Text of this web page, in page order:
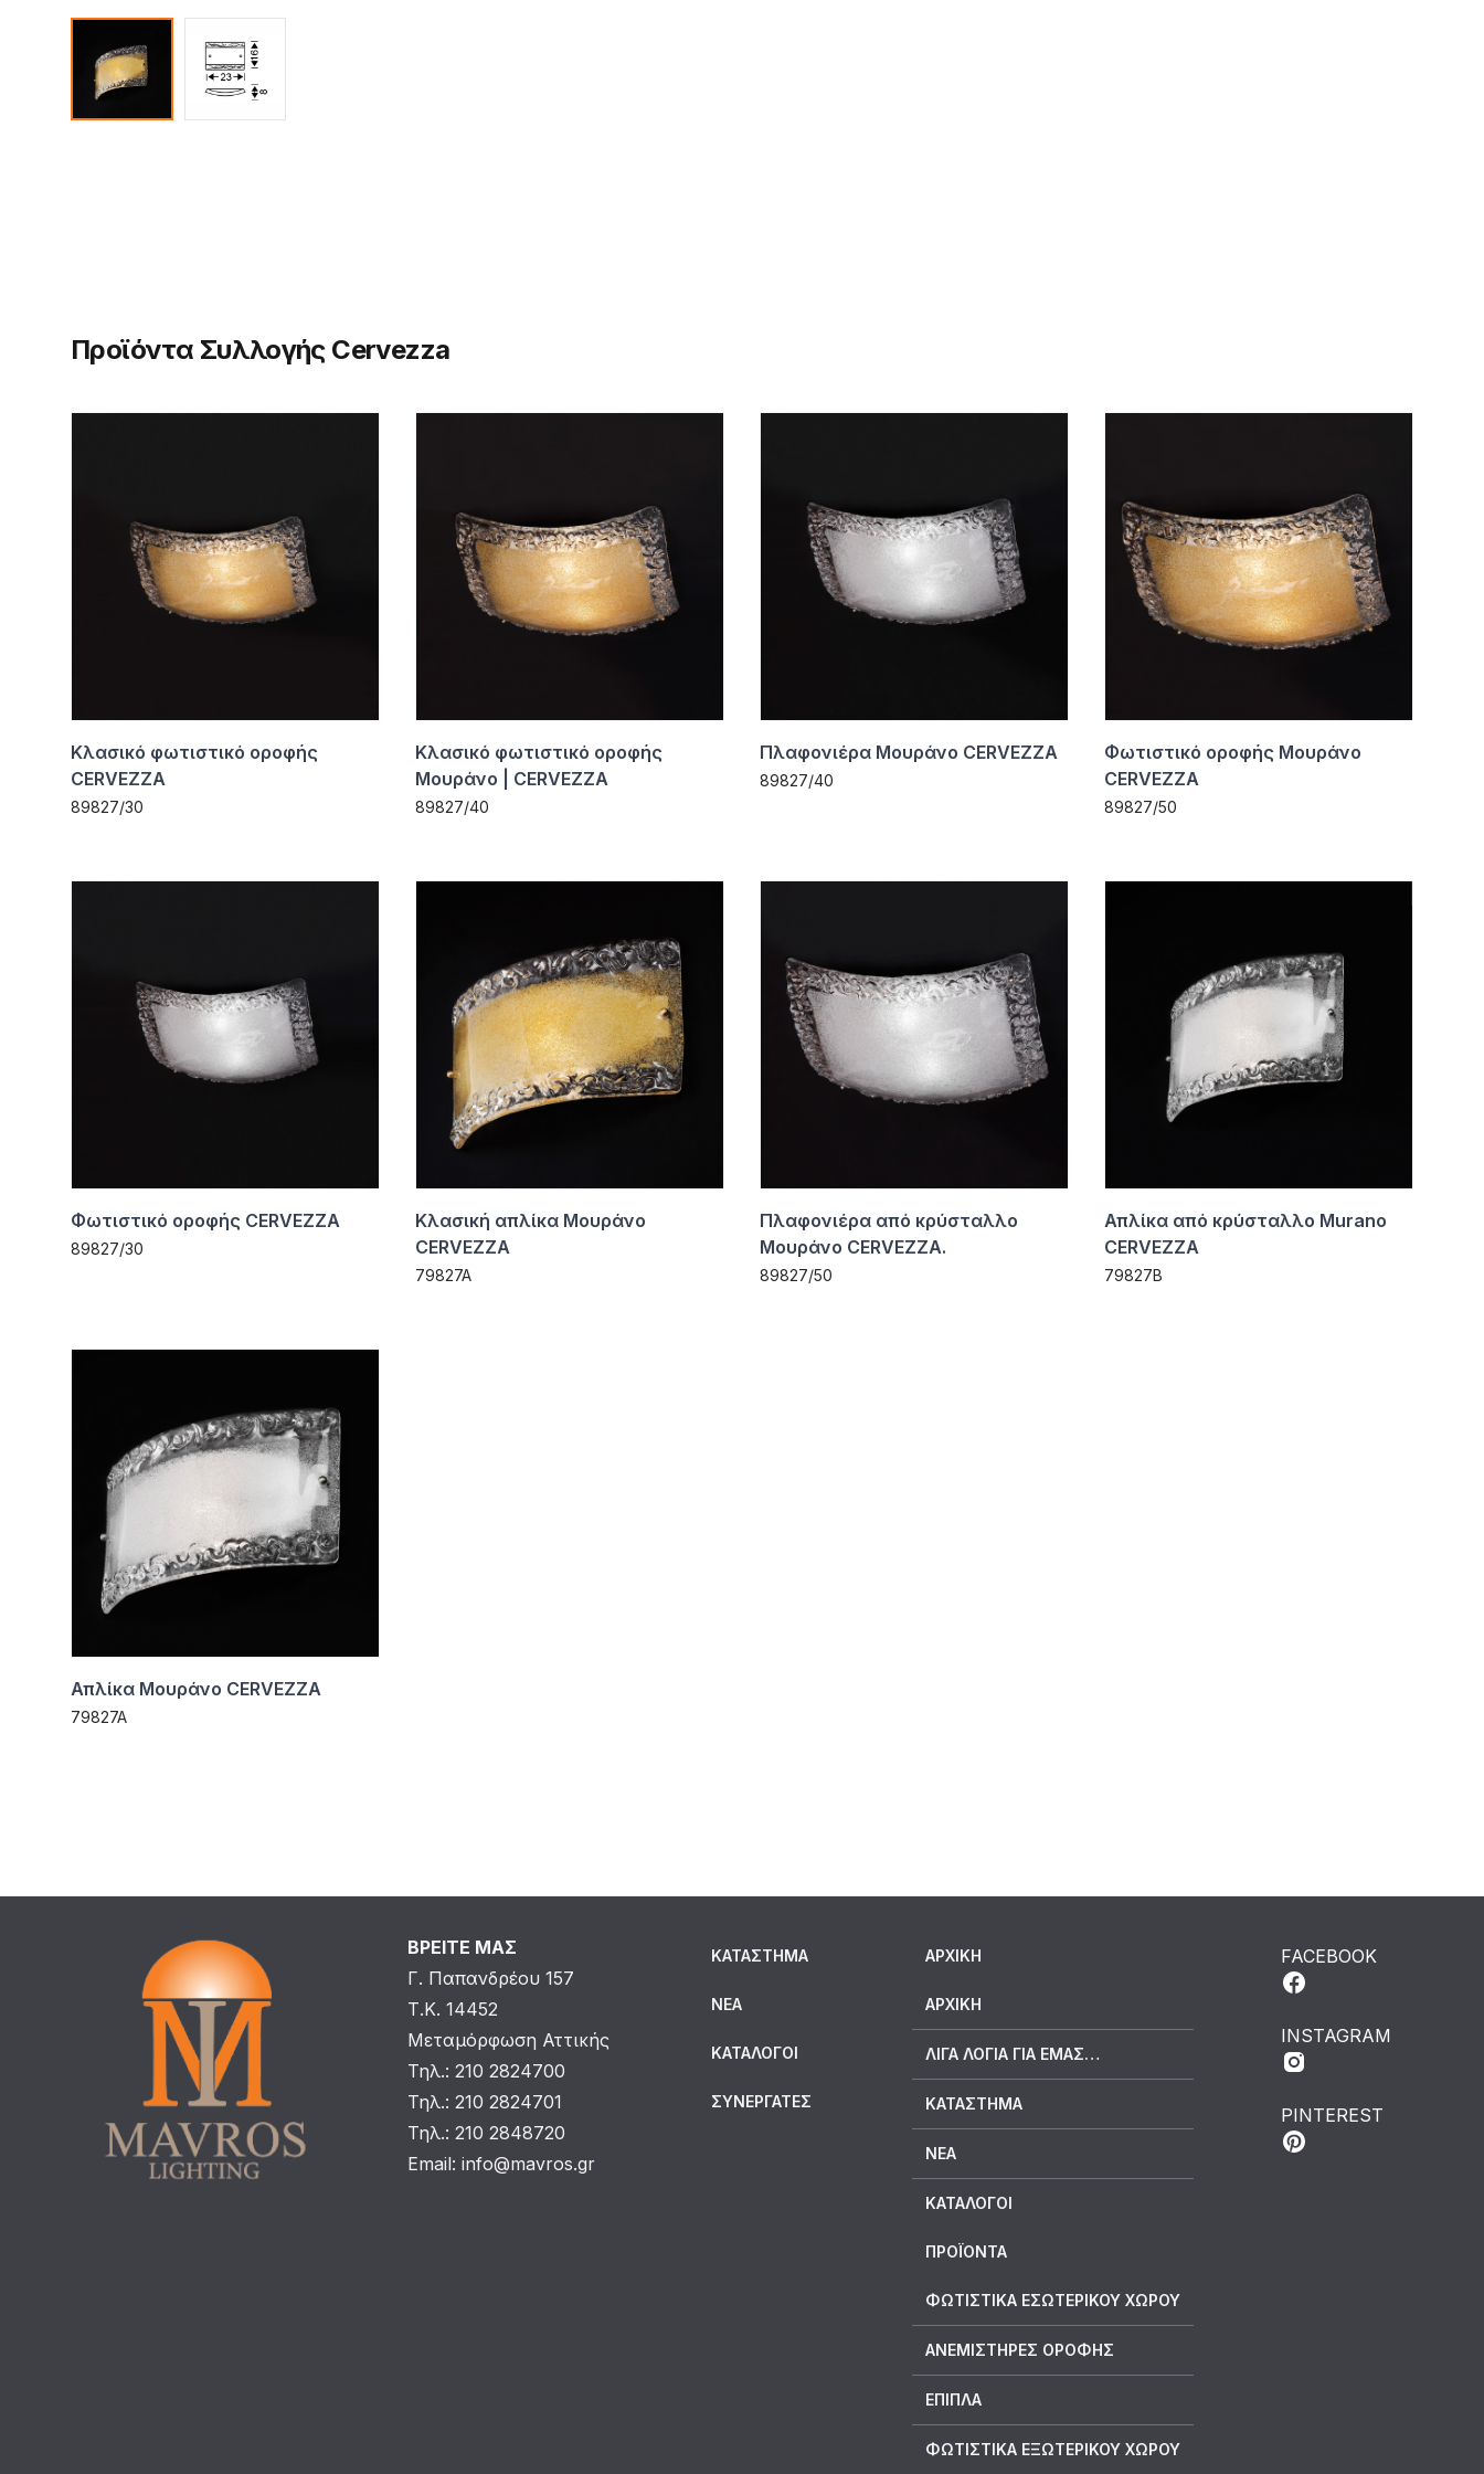
Προϊόντα Συλλογής Cervezza
Κλασικό φωτιστικό οροφής
CERVEZZA
89827/30
Κλασικό φωτιστικό οροφής
Μουράνο | CERVEZZA
89827/40
Πλαφονιέρα Μουράνο CERVEZZA
89827/40
Φωτιστικό οροφής Μουράνο
CERVEZZA
89827/50
Φωτιστικό οροφής CERVEZZA
89827/30
Κλασική απλίκα Μουράνο
CERVEZZA
79827A
Πλαφονιέρα από κρύσταλλο
Μουράνο CERVEZZA.
89827/50
Απλίκα από κρύσταλλο Murano
CERVEZZA
79827B
Απλίκα Μουράνο CERVEZZA
79827A
ΒΡΕΙΤΕ ΜΑΣ
Γ. Παπανδρέου 157
Τ.Κ. 14452
Μεταμόρφωση Αττικής
Τηλ.: 210 2824700
Τηλ.: 210 2824701
Τηλ.: 210 2848720
Email:info@mavros.gr
ΚΑΤΆΣΤΗΜΑ
ΝΈΑ
ΚΑΤΆΛΟΓΟΙ
ΣΥΝΕΡΓΆΤΕΣ
ΑΡΧΙΚΗ
ΑΡΧΙΚΉ
ΛΊΓΑ ΛΌΓΙΑ ΓΙΑ ΕΜΆΣ…
ΚΑΤΆΣΤΗΜΑ
ΝΈΑ
ΚΑΤΆΛΟΓΟΙ
ΠΡΟΪΟΝΤΑ
ΦΩΤΙΣΤΙΚΑ ΕΣΩΤΕΡΙΚΟΥ ΧΩΡΟΥ
ΑΝΕΜΙΣΤΗΡΕΣ ΟΡΟΦΗΣ
ΕΠΙΠΛΑ
ΦΩΤΙΣΤΙΚΑ ΕΞΩΤΕΡΙΚΟΥ ΧΩΡΟΥ
FACEBOOK
INSTAGRAM
PINTEREST